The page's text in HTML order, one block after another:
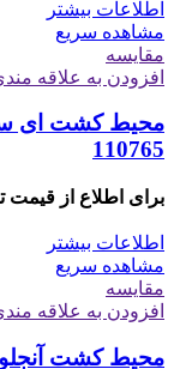
اطلاعات بیشتر
مشاهده سریع
مقایسه
افزودن به علاقه
110765
برای اطلاع از قیمت
اطلاعات بیشتر
مشاهده سریع
مقایسه
افزودن به علاقه